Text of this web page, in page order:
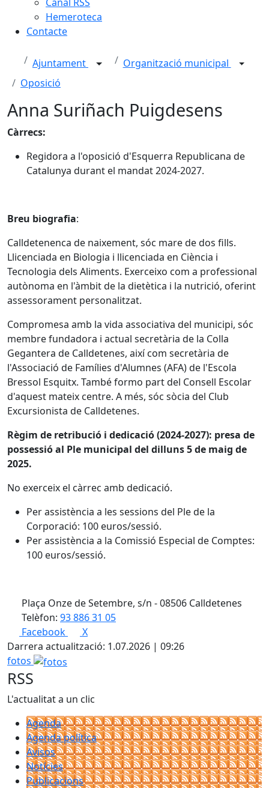
Hemeroteca
Contacte
Ajuntament
Organització municipal
Oposició
Anna Suriñach Puigdesens
Càrrecs:
Regidora a l'oposició d'Esquerra Republicana de
Catalunya durant el mandat 2024-2027.
Breu biografia:
Calldetenenca de naixement, sóc mare de dos fills.
Llicenciada en Biologia i llicenciada en Ciència i
Tecnologia dels Aliments. Exerceixo com a professional
autònoma en l'àmbit de la dietètica i la nutrició, oferint
assessorament personalitzat.
Compromesa amb la vida associativa del municipi, sóc
membre fundadora i actual secretària de la Colla
Gegantera de Calldetenes, així com secretària de
l'Associació de Famílies d'Alumnes (AFA) de l'Escola
Bressol Esquitx. També formo part del Consell Escolar
d'aquest mateix centre. A més, sóc sòcia del Club
Excursionista de Calldetenes.
Règim de retribució i dedicació (2024-2027): presa de
possessió al Ple municipal del dilluns 5 de maig de
2025.
No exerceix el càrrec amb dedicació.
Per assistència a les sessions del Ple de la
Corporació: 100 euros/sessió.
Per assistència a la Comissió Especial de Comptes:
100 euros/sessió.
Plaça Onze de Setembre, s/n - 08506 Calldetenes
Telèfon: 93 886 31 05
Facebook
X
Darrera actualització: 1.07.2026 | 09:26
fotos
RSS
L'actualitat a un clic
Agenda
Agenda política
Avisos
Notícies
Publicacions